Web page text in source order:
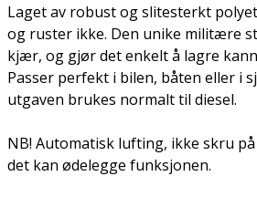
Laget av robust og slitesterkt
og ruster ikke. Den unike militære
kjær, og gjør det enkelt å lagre
Passer perfekt i bilen, båten eller i
utgaven brukes normalt til diesel.
NB! Automatisk lufting, ikke skru
det kan ødelegge funksjonen.